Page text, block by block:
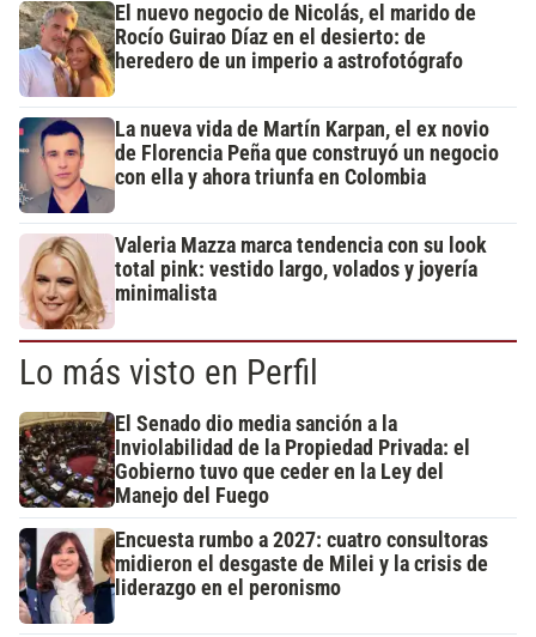
El nuevo negocio de Nicolás, el marido de
Rocío Guirao Díaz en el desierto: de
heredero de un imperio a astrofotógrafo
La nueva vida de Martín Karpan, el ex novio
de Florencia Peña que construyó un negocio
con ella y ahora triunfa en Colombia
Valeria Mazza marca tendencia con su look
total pink: vestido largo, volados y joyería
minimalista
Lo más visto en Perfil
El Senado dio media sanción a la
Inviolabilidad de la Propiedad Privada: el
Gobierno tuvo que ceder en la Ley del
Manejo del Fuego
Encuesta rumbo a 2027: cuatro consultoras
midieron el desgaste de Milei y la crisis de
liderazgo en el peronismo